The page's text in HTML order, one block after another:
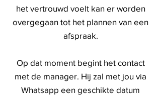
het vertrouwd voelt kan er worden
overgegaan tot het plannen van een
afspraak.
Op dat moment begint het contact
met de manager. Hij zal met jou via
Whatsapp een geschikte datum